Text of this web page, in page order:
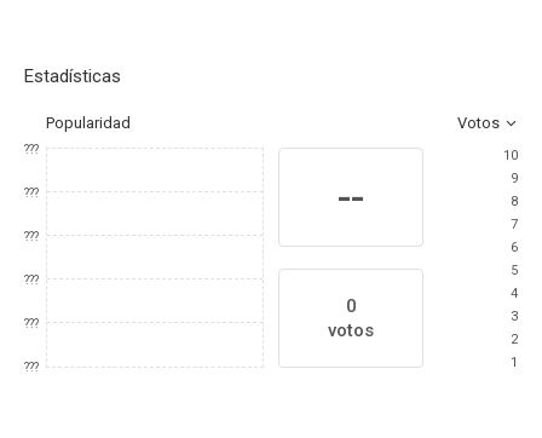
Estadísticas
Popularidad Votos
???
???
???
???
???
???
--
0
votos
10
9
8
7
6
5
4
3
2
1